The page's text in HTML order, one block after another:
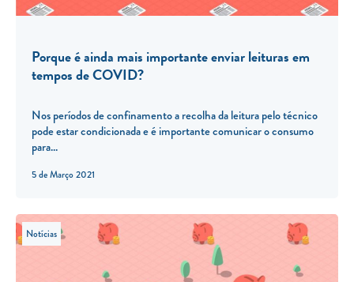
5 de Março 2021
Porque é ainda mais importante enviar leituras em
tempos de COVID?
Nos períodos de confinamento a recolha da leitura pelo técnico
pode estar condicionada e é importante comunicar o consumo
para...
Notícias